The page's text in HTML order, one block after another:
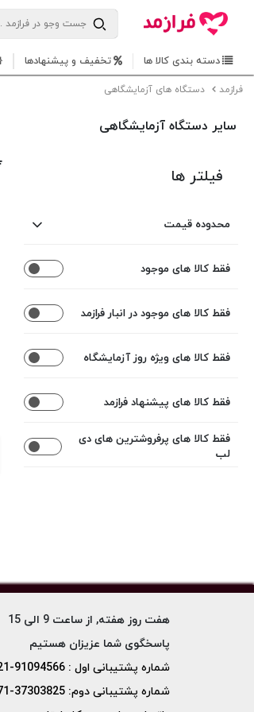
دسته بندی کالا ها تخفیف و پیشنهادها
فرازمد دستگاه های آزمایشگاهی
سایر دستگاه آزمایشگاهی
فیلتر ها
محدوده قیمت
0
اعمال محدوده قیمت
فقط کالا های موجود
فقط کالا های موجود در انبار فرازمد
فقط کالا های ویژه روز آزمایشگاه
فقط کالا های پیشنهاد فرازمد
فقط کالا های پرفروشترین های دی
لب
هفت روز هفته, از ساعت 9 الی 15
پاسخگوی شما عزیزان هستیم
شماره پشتیبانی اول : 91094566-021
شماره پشتیبانی دوم: 37303825-071